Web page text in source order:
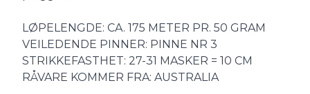
LØPELENGDE: CA. 175 METER PR. 50 GRAM
VEILEDENDE PINNER: PINNE NR 3
STRIKKEFASTHET: 27-31 MASKER = 10 CM
RÅVARE KOMMER FRA: AUSTRALIA